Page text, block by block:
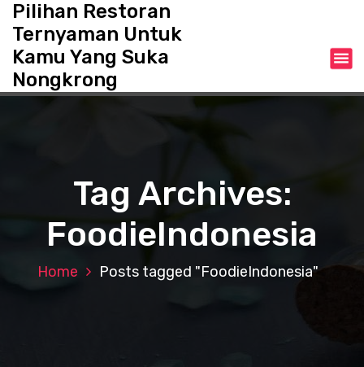
o
Pilihan Restoran
Ternyaman Untuk
Kamu Yang Suka
Nongkrong
Tag Archives:
FoodieIndonesia
Home Posts tagged "FoodieIndonesia"